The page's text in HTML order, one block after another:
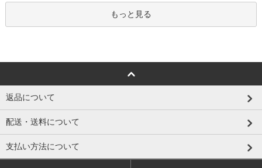
もっと見る
返品について
配送・送料について
支払い方法について